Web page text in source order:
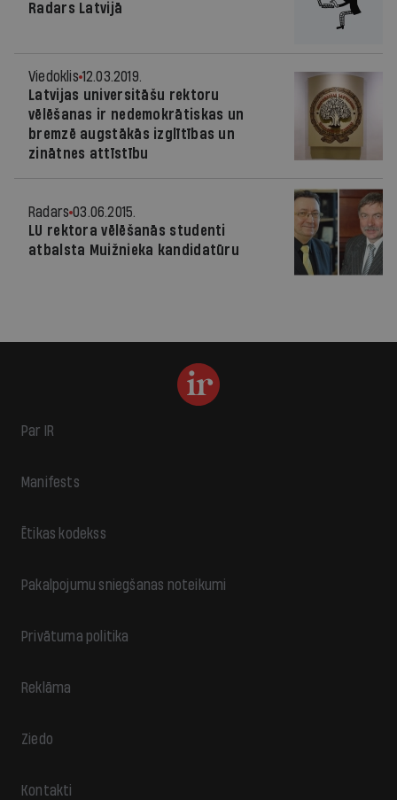
Radars Latvijā
Viedoklis 12.03.2019.
Latvijas universitāšu rektoru
vēlēšanas ir nedemokrātiskas un
bremzē augstākās izglītības un
zinātnes attīstību
Radars 03.06.2015.
LU rektora vēlēšanās studenti
atbalsta Muižnieka kandidatūru
Par IR
Manifests
Ētikas kodekss
Pakalpojumu sniegšanas noteikumi
Privātuma politika
Reklāma
Ziedo
Kontakti